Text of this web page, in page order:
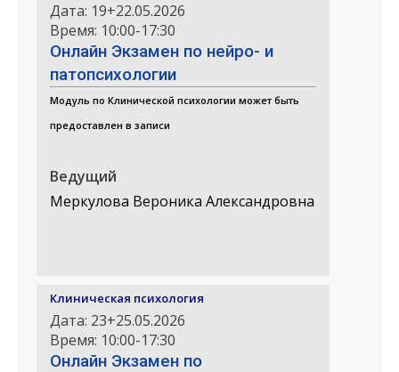
Дата: 19+22.05.2026
Время: 10:00-17:30
Онлайн Экзамен по нейро- и
патопсихологии
Модуль по Клинической психологии может быть
предоставлен в записи
Ведущий
Меркулова Вероника Александровна
Клиническая психология
Дата: 23+25.05.2026
Время: 10:00-17:30
Онлайн Экзамен по